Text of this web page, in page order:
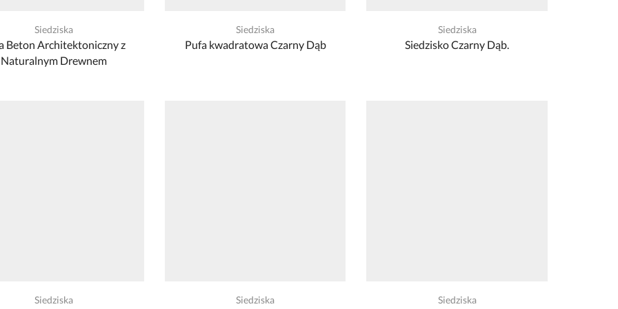
Siedziska
Beton Architektoniczny z
Naturalnym Drewnem
Siedziska
Pufa kwadratowa Czarny Dąb
Siedziska
Siedzisko Czarny Dąb.
Siedziska Siedziska Siedziska